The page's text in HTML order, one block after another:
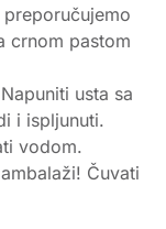
crnom pastom
usta sa
i ispljunuti.
vodom.
Čuvati